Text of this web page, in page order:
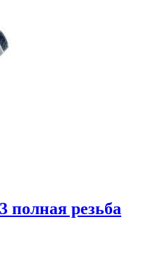
полная резьба